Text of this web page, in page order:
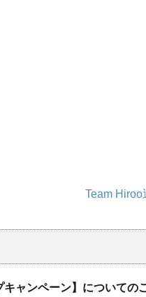
Team
キャンペーン】についての